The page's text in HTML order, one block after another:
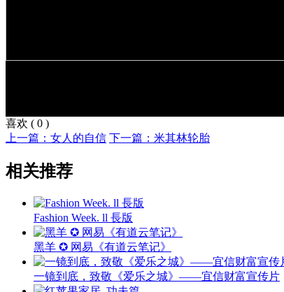
喜欢 ( 0 )
上一篇：女人的自信 下一篇：米其林轮胎
相关推荐
Fashion Week. ll 長版
黑羊 ✪ 网易《有道云笔记》
一镜到底，致敬《爱乐之城》——宜信财富宣传片